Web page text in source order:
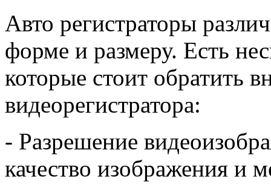
Авто регистраторы
форме и размеру. Есть
которые стоит обратить
видеорегистратора:
- Разрешение
качество изображения и